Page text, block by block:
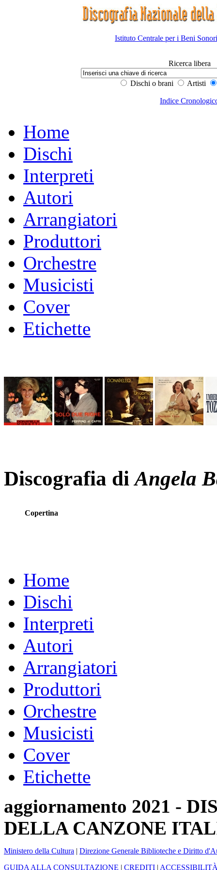
Istituto Centrale per i Beni
Ricerca libera
Dischi o brani Artisti
Indice
Home
Dischi
Interpreti
Autori
Arrangiatori
Produttori
Orchestre
Musicisti
Cover
Etichette
Discografia diAngela
Copertina
Home
Dischi
Interpreti
Autori
Arrangiatori
Produttori
Orchestre
Musicisti
Cover
Etichette
aggiornamento 2021 -
DELLA CANZONE
Ministero della Cultura | Direzione Generale Biblioteche e Diritto
GUIDA ALLA CONSULTAZIONE | CREDITI |